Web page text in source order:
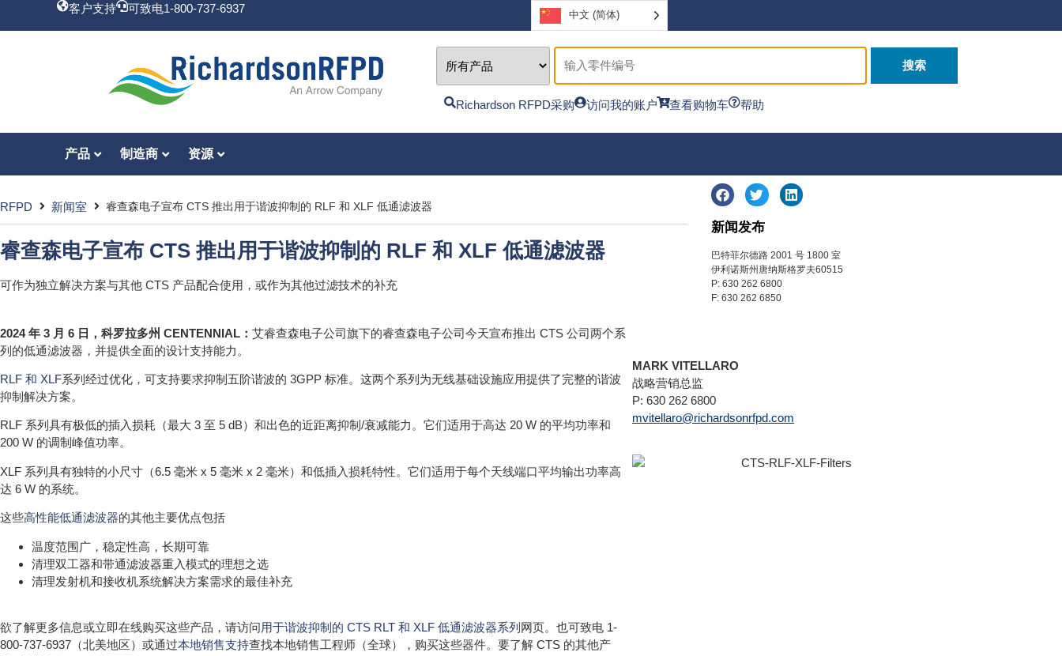
客户支持 可致电1-800-737-6937 中文 (简体)
搜索
Richardson RFPD采购 访问我的账户 查看购物车 帮助
产品 制造商 资源
RFPD 新闻室 睿查森电子宣布 CTS 推出用于谐波抑制的 RLF 和 XLF 低通滤波器
睿查森电子宣布 CTS 推出用于谐波抑制的 RLF 和 XLF 低通滤波器
可作为独立解决方案与其他 CTS 产品配合使用，或作为其他过滤技术的补充
新闻发布
巴特菲尔德路 2001 号 1800 室
伊利诺斯州唐纳斯格罗夫60515
P: 630 262 6800
F: 630 262 6850
2024 年 3 月 6 日，科罗拉多州 CENTENNIAL： 艾睿查森电子公司旗下的睿查森电子公司今天宣布推出 CTS 公司两个系
列的低通滤波器，并提供全面的设计支持能力。
RLF 和 XLF系列经过优化，可支持要求抑制五阶谐波的 3GPP 标准。这两个系列为无线基础设施应用提供了完整的谐波
抑制解决方案。
RLF 系列具有极低的插入损耗（最大 3 至 5 dB）和出色的近距离抑制/衰减能力。它们适用于高达 20 W 的平均功率和
200 W 的调制峰值功率。
XLF 系列具有独特的小尺寸（6.5 毫米 x 5 毫米 x 2 毫米）和低插入损耗特性。它们适用于每个天线端口平均输出功率高
达 6 W 的系统。
这些高性能低通滤波器的其他主要优点包括
温度范围广，稳定性高，长期可靠
清理双工器和带通滤波器重入模式的理想之选
清理发射机和接收机系统解决方案需求的最佳补充
欲了解更多信息或立即在线购买这些产品，请访问用于谐波抑制的 CTS RLT 和 XLF 低通滤波器系列 网页。也可致电 1-
800-737-6937（北美地区）或通过本地销售支持查找本地销售工程师（全球），购买这些器件。要了解 CTS 的其他产
MARK VITELLARO
战略营销总监
P: 630 262 6800
mvitellaro@richardsonrfpd.com